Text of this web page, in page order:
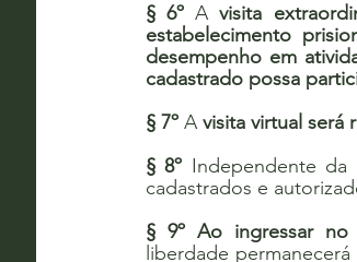
§ 6º A visita
estabelecimento
desempenho em
cadastrado possa
§ 7º A visita virtual será
§ 8º Independente da
cadastrados e
§ 9º Ao ingressar no
liberdade permanecerá